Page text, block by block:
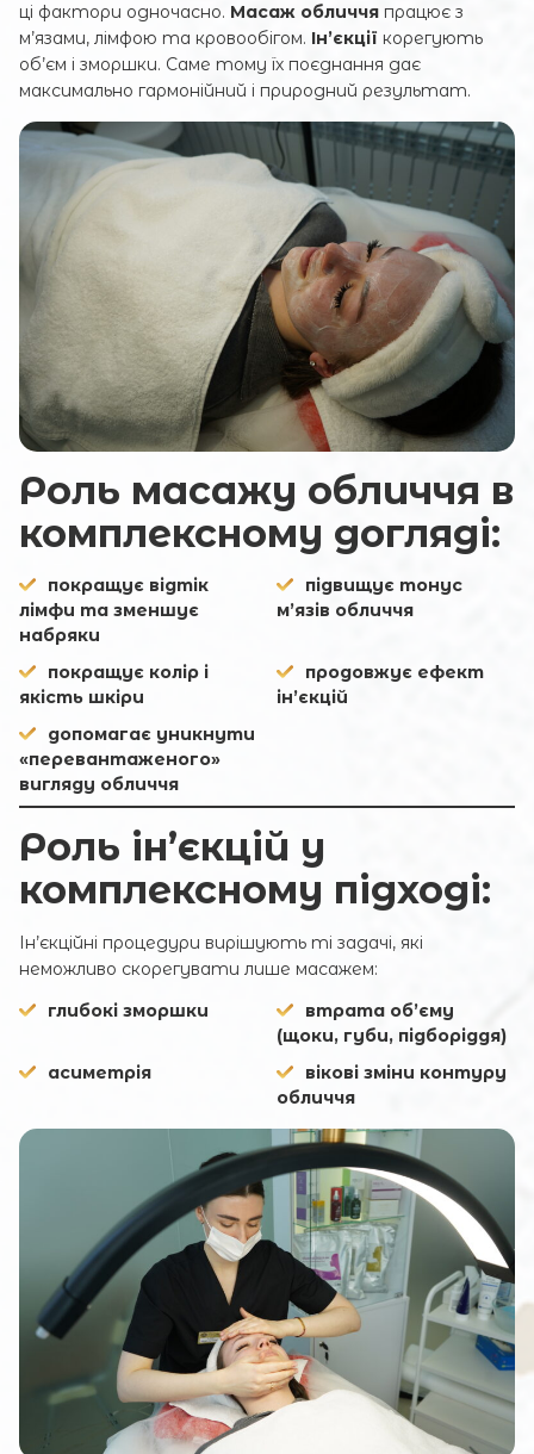
ці фактори одночасно. Масаж обличчя працює з
м’язами, лімфою та кровообігом. Ін’єкції корегують
об’єм і зморшки. Саме тому їх поєднання дає
максимально гармонійний і природний результат.
Роль масажу обличчя в
комплексному догляді:
покращує відтік
лімфи та зменшує
набряки
підвищує тонус
м’язів обличчя
покращує колір і
якість шкіри
продовжує ефект
ін’єкцій
допомагає уникнути
«перевантаженого»
вигляду обличчя
Роль ін’єкцій у
комплексному підході:
Ін’єкційні процедури вирішують ті задачі, які
неможливо скорегувати лише масажем:
глибокі зморшки
втрата об’єму
(щоки, губи, підборіддя)
асиметрія
вікові зміни контуру
обличчя
Запис онлайн
Ім'я та прізвище
Ваш e-mail